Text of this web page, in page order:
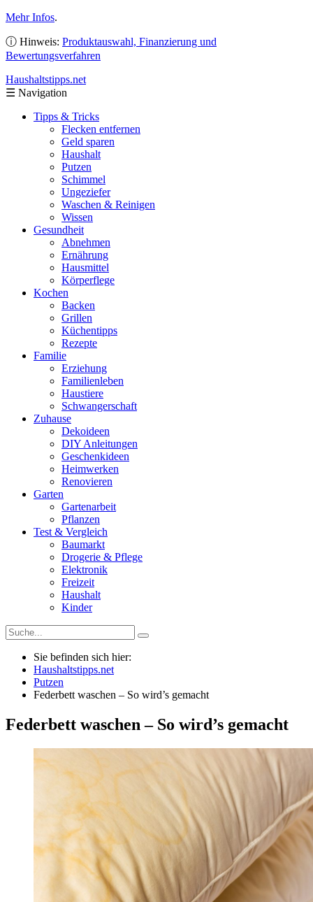
Mehr Infos.
ⓘ Hinweis: Produktauswahl, Finanzierung und
Bewertungsverfahren
Haushaltstipps.net
☰ Navigation
Tipps & Tricks
Flecken entfernen
Geld sparen
Haushalt
Putzen
Schimmel
Ungeziefer
Waschen & Reinigen
Wissen
Gesundheit
Abnehmen
Ernährung
Hausmittel
Körperflege
Kochen
Backen
Grillen
Küchentipps
Rezepte
Familie
Erziehung
Familienleben
Haustiere
Schwangerschaft
Zuhause
Dekoideen
DIY Anleitungen
Geschenkideen
Heimwerken
Renovieren
Garten
Gartenarbeit
Pflanzen
Test & Vergleich
Baumarkt
Drogerie & Pflege
Elektronik
Freizeit
Haushalt
Kinder
Sie befinden sich hier:
Haushaltstipps.net
Putzen
Federbett waschen – So wird’s gemacht
Federbett waschen – So wird’s gemacht